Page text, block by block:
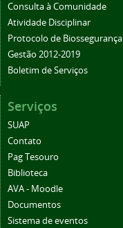
Consulta à Comunidade
Atividade Disciplinar
Protocolo de Biossegurança
Gestão 2012-2019
Boletim de Serviços
Serviços
SUAP
Contato
Pag Tesouro
Biblioteca
AVA - Moodle
Documentos
Sistema de eventos